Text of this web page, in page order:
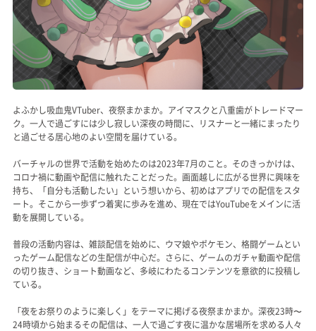
よふかし吸血鬼VTuber、夜祭まかまか。アイマスクと八重歯がトレードマー
ク。一人で過ごすには少し寂しい深夜の時間に、リスナーと一緒にまったり
と過ごせる居心地のよい空間を届けている。
バーチャルの世界で活動を始めたのは2023年7月のこと。そのきっかけは、
コロナ禍に動画や配信に触れたことだった。画面越しに広がる世界に興味を
持ち、「自分も活動したい」という想いから、初めはアプリでの配信をスタ
ート。そこから一歩ずつ着実に歩みを進め、現在ではYouTubeをメインに活
動を展開している。
普段の活動内容は、雑談配信を始めに、ウマ娘やポケモン、格闘ゲームとい
ったゲーム配信などの生配信が中心だ。さらに、ゲームのガチャ動画や配信
の切り抜き、ショート動画など、多岐にわたるコンテンツを意欲的に投稿し
ている。
「夜をお祭りのように楽しく」をテーマに掲げる夜祭まかまか。深夜23時〜
24時頃から始まるその配信は、一人で過ごす夜に温かな居場所を求める人々